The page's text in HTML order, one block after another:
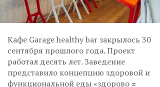
Кафе Garage healthy bar закрылось 30
сентября прошлого года. Проект
работал десять лет. Заведение
представило концепцию здоровой и
функциональной еды «здорово ≠